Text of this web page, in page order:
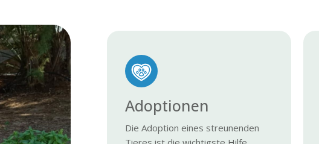
Adoptionen
Die Adoption eines streunenden